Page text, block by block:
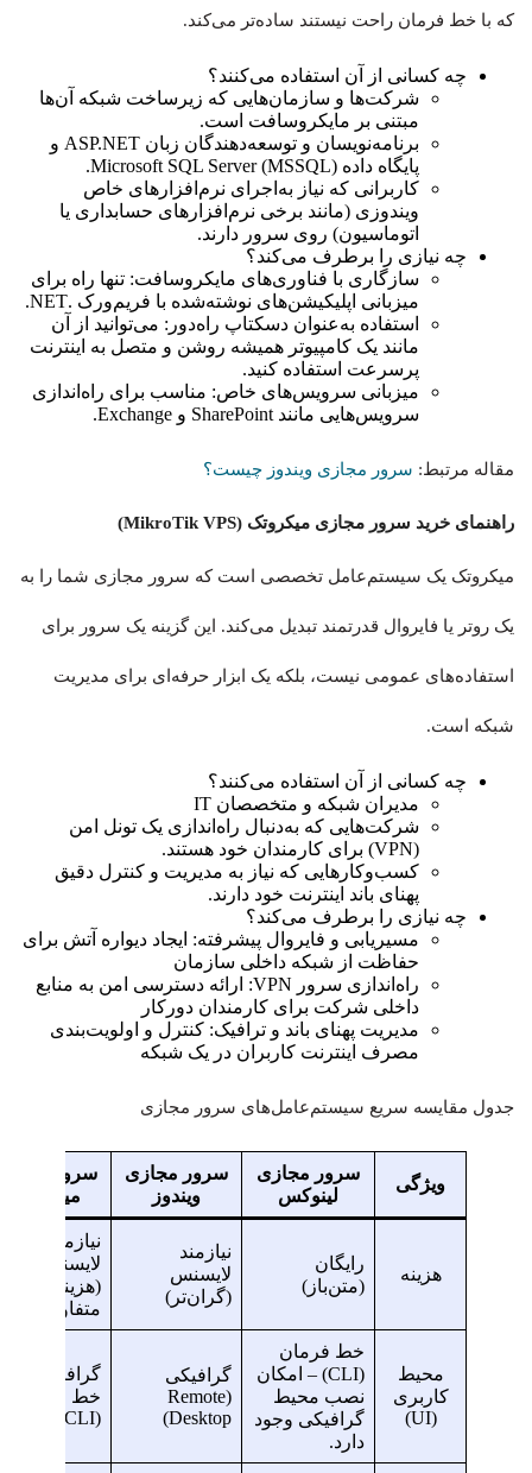
که با خط فرمان راحت نیستند ساده‌تر می‌کند.
چه کسانی از آن استفاده می‌کنند؟
شرکت‌ها و سازمان‌هایی که زیرساخت شبکه آن‌ها
مبتنی بر مایکروسافت است.
برنامه‌نویسان و توسعه‌دهندگان زبان ASP.NET و
پایگاه داده Microsoft SQL Server (MSSQL).
کاربرانی که نیاز به‌اجرای نرم‌افزارهای خاص
ویندوزی (مانند برخی نرم‌افزارهای حسابداری یا
اتوماسیون) روی سرور دارند.
چه نیازی را برطرف می‌کند؟
سازگاری با فناوری‌های مایکروسافت: تنها راه برای
میزبانی اپلیکیشن‌های نوشته‌شده با فریم‌ورک .NET.
استفاده به‌عنوان دسکتاپ راه‌دور: می‌توانید از آن
مانند یک کامپیوتر همیشه روشن و متصل به اینترنت
پرسرعت استفاده کنید.
میزبانی سرویس‌های خاص: مناسب برای راه‌اندازی
سرویس‌هایی مانند SharePoint و Exchange.
مقاله مرتبط: سرور مجازی ویندوز چیست؟
راهنمای خرید سرور مجازی میکروتک (MikroTik VPS)
میکروتک یک سیستم‌عامل تخصصی است که سرور مجازی شما را به
یک روتر یا فایروال قدرتمند تبدیل می‌کند. این گزینه یک سرور برای
استفاده‌های عمومی نیست، بلکه یک ابزار حرفه‌ای برای مدیریت
شبکه است.
چه کسانی از آن استفاده می‌کنند؟
مدیران شبکه و متخصصان IT
شرکت‌هایی که به‌دنبال راه‌اندازی یک تونل امن
(VPN) برای کارمندان خود هستند.
کسب‌وکارهایی که نیاز به مدیریت و کنترل دقیق
پهنای باند اینترنت خود دارند.
چه نیازی را برطرف می‌کند؟
مسیریابی و فایروال پیشرفته: ایجاد دیواره آتش برای
حفاظت از شبکه داخلی سازمان
راه‌اندازی سرور VPN: ارائه دسترسی امن به منابع
داخلی شرکت برای کارمندان دورکار
مدیریت پهنای باند و ترافیک: کنترل و اولویت‌بندی
مصرف اینترنت کاربران در یک شبکه
جدول مقایسه سریع سیستم‌عامل‌های سرور مجازی
ویژگی
سرور مجازی
لینوکس
سرور مجازی
ویندوز
سرور
میکروتک
هزینه
رایگان
(متن‌باز)
نیازمند
لایسنس
(گران‌تر)
نیازمند
لایسنس
(هزینه
متفاوت)
محیط
کاربری
(UI)
خط فرمان
(CLI) – امکان
نصب محیط
گرافیکی وجود
دارد.
گرافیکی
(Remote
Desktop)
گرافیکی و
خط فرمان
(WinBox/CLI)